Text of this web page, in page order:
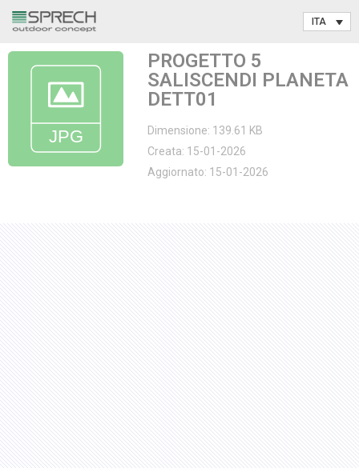
contenuto
PROGETTO 5
SALISCENDI PLANETA
DETT01
Dimensione: 139.61 KB
Creata: 15-01-2026
Aggiornato: 15-01-2026